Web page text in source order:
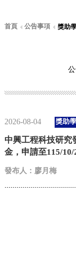
首頁 公告事項 獎助
2026-08-04 獎助
中興工程科技研究
金，申請至115/10/
發布人：廖月梅